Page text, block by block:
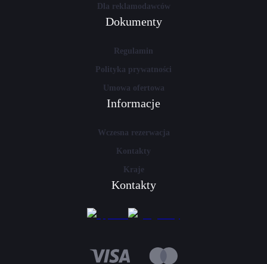
Dla reklamodawców
Dokumenty
Regulamin
Polityka prywatności
Umowa ofertowa
Informacje
Wczesna rezerwacja
Kontakty
Kraje
Kontakty